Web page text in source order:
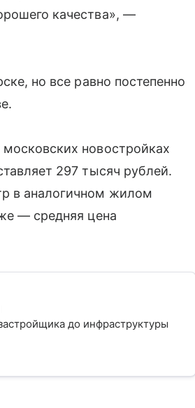
качества», —
но все равно постепенно
новостройках
297 тысяч рублей.
в аналогичном жилом
— средняя цена
до инфраструктуры